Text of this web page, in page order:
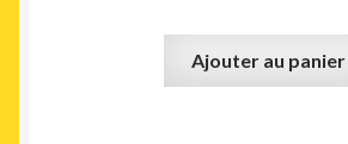
Ajouter au panier